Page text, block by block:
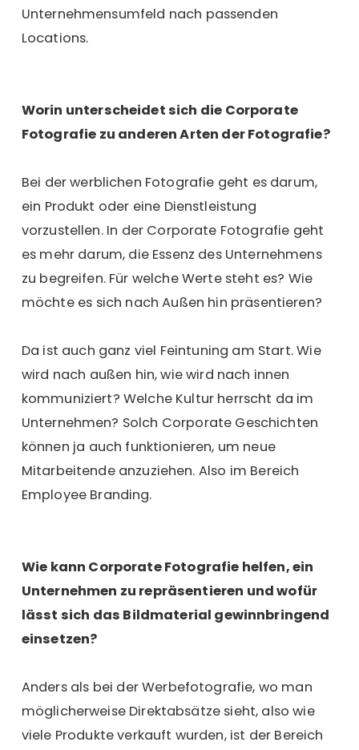
Unternehmensumfeld nach passenden
Locations.
Worin unterscheidet sich die Corporate
Fotografie zu anderen Arten der Fotografie?
Bei der werblichen Fotografie geht es darum,
ein Produkt oder eine Dienstleistung
vorzustellen. In der Corporate Fotografie geht
es mehr darum, die Essenz des Unternehmens
zu begreifen. Für welche Werte steht es? Wie
möchte es sich nach Außen hin präsentieren?
Da ist auch ganz viel Feintuning am Start. Wie
wird nach außen hin, wie wird nach innen
kommuniziert? Welche Kultur herrscht da im
Unternehmen? Solch Corporate Geschichten
können ja auch funktionieren, um neue
Mitarbeitende anzuziehen. Also im Bereich
Employee Branding.
Wie kann Corporate Fotografie helfen, ein
Unternehmen zu repräsentieren und wofür
lässt sich das Bildmaterial gewinnbringend
einsetzen?
Anders als bei der Werbefotografie, wo man
möglicherweise Direktabsätze sieht, also wie
viele Produkte verkauft wurden, ist der Bereich